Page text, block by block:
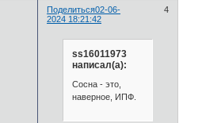
Поделиться 4
02-06-
2024 18:21:42
ss16011973
написал(а):
Сосна - это,
наверное, ИПФ.